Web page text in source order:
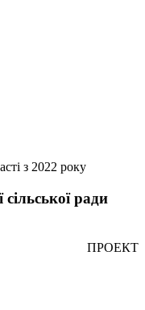
з 2022 року
ради